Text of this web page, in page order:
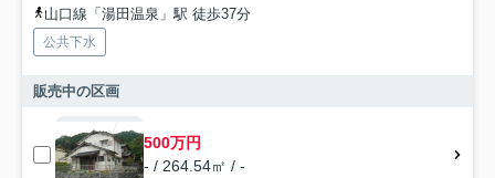
山口線「湯田温泉」駅 徒歩37分
公共下水
販売中の区画
500万円
- / 264.54㎡ / -